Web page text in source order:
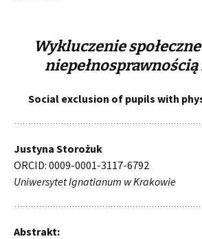
Wykluczenie
Social exclusion of pupils with
Justyna Storożuk
ORCID: 0009-0001-3117-6792
Uniwersytet Ignatianum w Krakowie
Abstrakt: